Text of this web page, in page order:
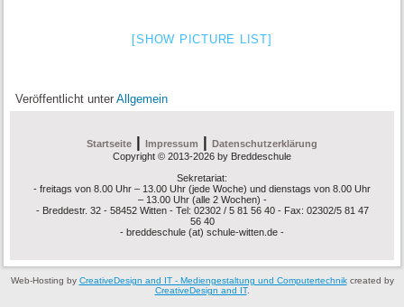
[SHOW PICTURE LIST]
Veröffentlicht unter Allgemein
Startseite Impressum
Datenschutzerklärung
Copyright © 2013-2026 by Breddeschule
Sekretariat:
- freitags von 8.00 Uhr – 13.00 Uhr (jede Woche) und dienstags von 8.00 Uhr
– 13.00 Uhr (alle 2 Wochen) -
- Breddestr. 32 - 58452 Witten - Tel: 02302 / 5 81 56 40 - Fax: 02302/5 81 47
56 40
- breddeschule (at) schule-witten.de -
Web-Hosting by CreativeDesign and IT - Mediengestaltung und Computertechnikcreated by
CreativeDesign and IT.